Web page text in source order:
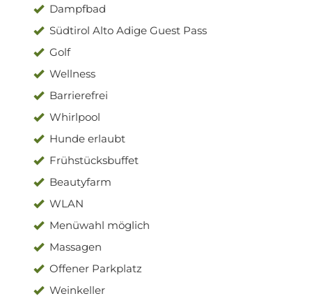
Dampfbad
Südtirol Alto Adige Guest Pass
Golf
Wellness
Barrierefrei
Whirlpool
Hunde erlaubt
Frühstücksbuffet
Beautyfarm
WLAN
Menüwahl möglich
Massagen
Offener Parkplatz
Weinkeller